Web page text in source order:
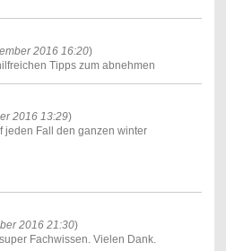
2016 16:20)
Tipps zum abnehmen
2016 13:29)
jeden Fall den ganzen winter
2016 21:30)
Fachwissen. Vielen Dank.